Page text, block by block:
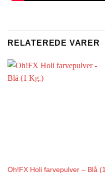
RELATEREDE VARER
Oh!FX Holi farvepulver – Blå (1